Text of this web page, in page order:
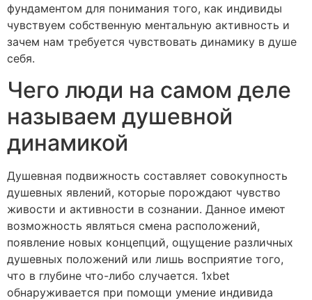
фундаментом для понимания того, как индивиды
чувствуем собственную ментальную активность и
зачем нам требуется чувствовать динамику в душе
себя.
Чего люди на самом деле
называем душевной
динамикой
Душевная подвижность составляет совокупность
душевных явлений, которые порождают чувство
живости и активности в сознании. Данное имеют
возможность являться смена расположений,
появление новых концепций, ощущение различных
душевных положений или лишь восприятие того,
что в глубине что-либо случается. 1xbet
обнаруживается при помощи умение индивида